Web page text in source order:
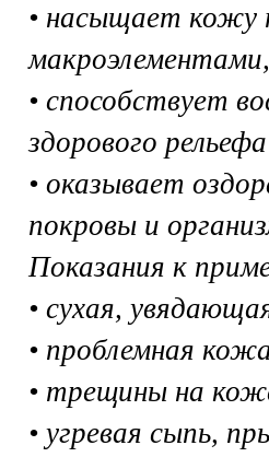
• насыщает кожу
• способствует
здорового
• оказывает
покровы и
Показания к
• сухая,
• проблемная
• трещины на
• угревая сыпь,